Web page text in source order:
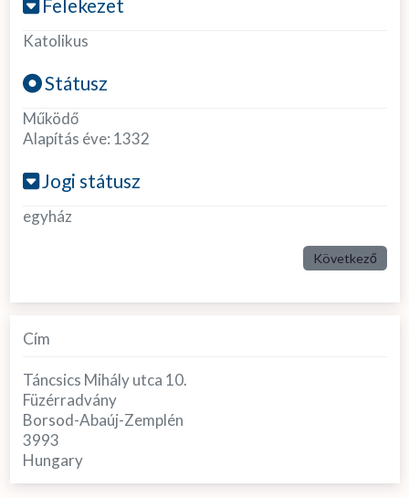
Felekezet
Katolikus
Státusz
Működő
Alapítás éve: 1332
Jogi státusz
egyház
Következő
Cím
Táncsics Mihály utca 10.
Füzérradvány
Borsod-Abaúj-Zemplén
3993
Hungary